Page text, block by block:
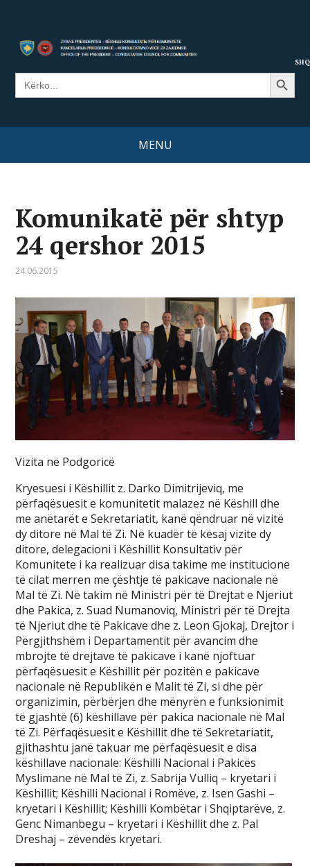
Search
for:
Search Button
MENU
Komunikatë për shtyp
24 qershor 2015
24.06.2015
Vizita në Podgoricë
Kryesuesi i Këshillit z. Darko Dimitrijeviq, me
përfaqësuesit e komunitetit malazez në Këshill dhe
me anëtarët e Sekretariatit, kanë qëndruar në vizitë
dy ditore në Mal të Zi. Në kuadër të kësaj vizite dy
ditore, delegacioni i Këshillit Konsultativ për
Komunitete i ka realizuar disa takime me institucione
të cilat merren me çështje të pakicave nacionale në
Mal të Zi. Në takim në Ministri për të Drejtat e Njeriut
dhe Pakica, z. Suad Numanoviq, Ministri për të Drejta
të Njeriut dhe të Pakicave dhe z. Leon Gjokaj, Drejtor i
Përgjithshëm i Departamentit për avancim dhe
mbrojte të drejtave të pakicave i kanë njoftuar
përfaqësuesit e Këshillit për pozitën e pakicave
nacionale në Republikën e Malit të Zi, si dhe për
organizimin, përbërjen dhe mënyrën e funksionimit
të gjashtë (6) këshillave për pakica nacionale në Mal
të Zi. Përfaqësuesit e Këshillit dhe të Sekretariatit,
gjithashtu janë takuar me përfaqësuesit e disa
këshillave nacionale: Këshilli Nacional i Pakicës
Myslimane në Mal të Zi, z. Sabrija Vulliq – kryetari i
Këshillit; Këshilli Nacional i Romëve, z. Isen Gashi –
kryetari i Këshillit; Këshilli Kombëtar i Shqiptarëve, z.
Genc Nimanbegu – kryetari i Këshillit dhe z. Pal
Dreshaj – zëvendës kryetari.